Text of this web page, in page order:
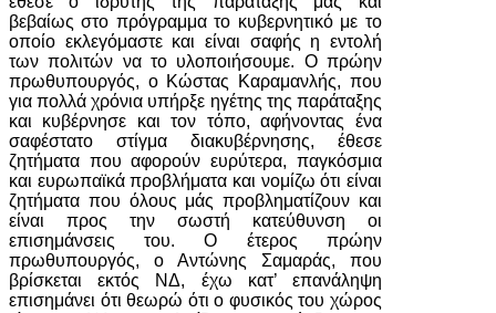
βεβαίως στο πρόγραμμα το κυβερνητικό με το
οποίο εκλεγόμαστε και είναι σαφής η εντολή
των πολιτών να το υλοποιήσουμε. Ο πρώην
πρωθυπουργός, ο Κώστας Καραμανλής, που
για πολλά χρόνια υπήρξε ηγέτης της παράταξης
και κυβέρνησε και τον τόπο, αφήνοντας ένα
σαφέστατο στίγμα διακυβέρνησης, έθεσε
ζητήματα που αφορούν ευρύτερα, παγκόσμια
και ευρωπαϊκά προβλήματα και νομίζω ότι είναι
ζητήματα που όλους μάς προβληματίζουν και
είναι προς την σωστή κατεύθυνση οι
επισημάνσεις του. Ο έτερος πρώην
πρωθυπουργός, ο Αντώνης Σαμαράς, που
βρίσκεται εκτός ΝΔ, έχω κατ’ επανάληψη
επισημάνει ότι θεωρώ ότι ο φυσικός του χώρος